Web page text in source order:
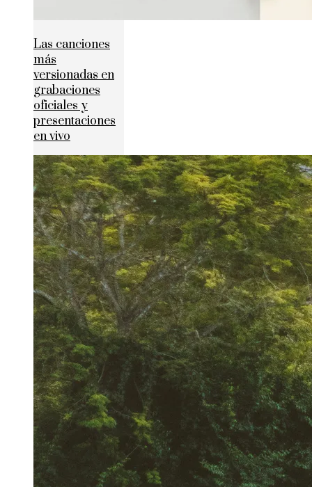
Las canciones
más
versionadas en
grabaciones
oficiales y
presentaciones
en vivo